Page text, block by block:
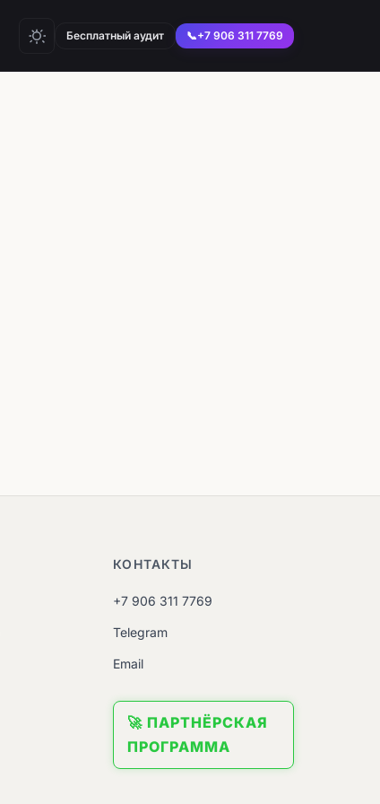
Бесплатный аудит 📞+7 906 311 7769
КОНТАКТЫ
+7 906 311 7769
Telegram
Email
🚀 ПАРТНЁРСКАЯ
ПРОГРАММА